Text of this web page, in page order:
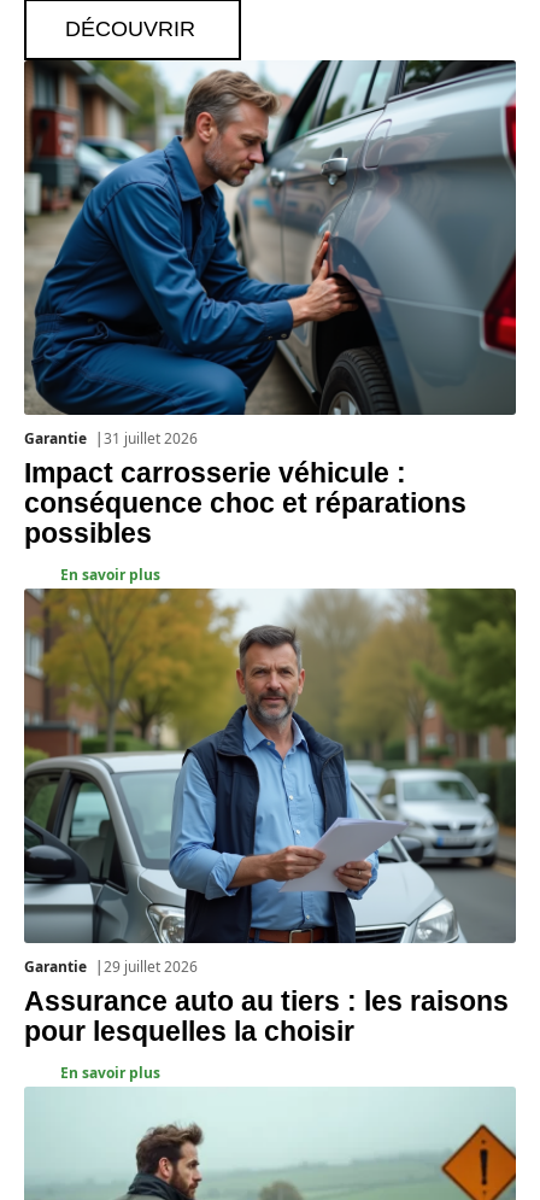
DÉCOUVRIR
Garantie 31 juillet 2026
Impact carrosserie véhicule :
conséquence choc et réparations
possibles
En savoir plus
Garantie 29 juillet 2026
Assurance auto au tiers : les raisons
pour lesquelles la choisir
En savoir plus